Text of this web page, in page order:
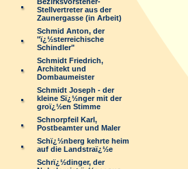
Stellvertreter aus der
Zaunergasse (in Arbeit)
Schmid Anton, der
"ï¿½sterreichische
Schindler"
Schmidt Friedrich,
Architekt und
Dombaumeister
Schmidt Joseph - der
kleine Sï¿½nger mit der
groï¿½en Stimme
Schnorpfeil Karl,
Postbeamter und Maler
Schï¿½nberg kehrte heim
auf die Landstraï¿½e
Schrï¿½dinger, der